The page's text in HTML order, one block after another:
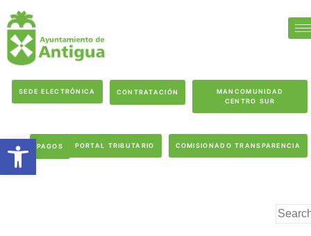
SEDE ELECTRÓNICA CONTRATACIÓN
MANCOMUNIDAD
CENTRO SUR
PAGOS PORTAL TRIBUTARIO COMISIONADO TRANSPARENCIA
Abrir barra de herramientas